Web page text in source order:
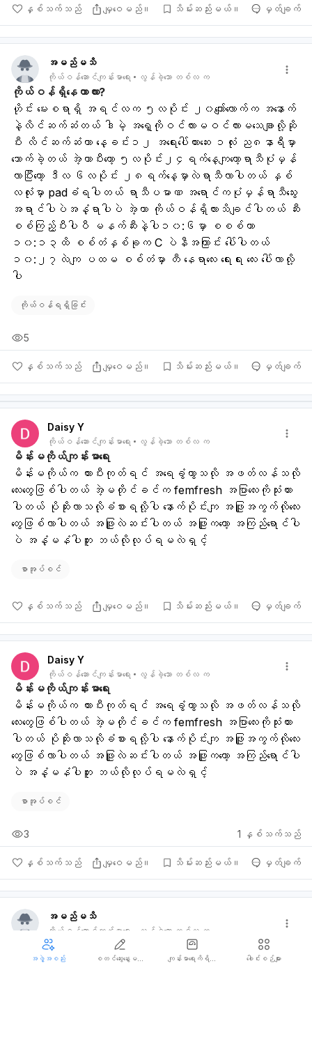
နှစ်သက်သည် မျှဝေမည်။ သိမ်းဆည်းမယ်။ မှတ်ချက်
အမည်မသိ
ကိုယ်ဝန်ဆောင်ကျန်းမာရေး လွန်ခဲ့သော တစ်လ က
ကိုယ်ဝန်ရှိနေတာလား?
ဟိုင်း မေးစရာရှိ အရင်လက ၅လပိုင်း ၂၀ကျော်လောက်က အနောက်
နဲ့လိင်ဆက်ဆံတယ် ဒါမဲ့ အရှေ့ကိုဝင်လားမဝင်လားမသေချာလို့ဆို
ပီး လိင်ဆက်ဆံတာ နေ့ခင်း၁၂ အရေးပေါ်တားဆေး ၁လုံး ည၈နာရီမှာ
သောက်ခဲ့တယ် အဲ့တာပီးတော့ ၅လပိုင်း၂၄ရက်နေ့ကျတော့ရာသီပုံမှန်
လာပြီးတော့ ဒီလ ၆လပိုင်း ၂၈ရက်နေ့မှာလဲရာသီလာပါတယ် နှစ်
လလုံးမှာ padခံရပါတယ် ရာသီပမာဏ အရောင်ကပုံမှန်ရာသီသွေး
အရာင်ပါပဲအနံ့ရာပါပဲ အဲ့တာ ကိုယ်ဝန်ရှိလားသိချင်ပါတယ် ဆီး
စစ်ကြည့်ပီးပါပီ မနက်ဆီးနဲ့ပါ၁၀:၆မှာ စစစ်တာ
၁၀:၁၃ထိ စစ်တံနှစ်ခုက C ပဲနီအကြာင်း ပေါ်ပါတယ်
၁၀:၂၇လဲကျ ပထမ စစ်တံမှာ တီ နေရာလေး ရေးေရး လေး ပေါ်လာလို့
ပါ
ကိုယ်ဝန်ရရှိခြင်း
နှစ်သက်သည် မျှဝေမည်။ သိမ်းဆည်းမယ်။ မှတ်ချက်
5
Daisy Y
ကိုယ်ဝန်ဆောင်ကျန်းမာရေး လွန်ခဲ့သော တစ်လ က
မိန်းမကိုယ်ကျန်းမာရေး
မိန်းမကိုယ်က ယားပီးကုတ်ရင် အရေခွံကွာသလို အဖတ်လန်သလို
လေးတွေဖြစ်ပါတယ် အဲ့မတိုင်ခင်က femfresh အပြာလေးကိုသုံးထား
ပါတယ် ပိုဆိုးလာသလိုခံစားရလို့ပါ နောက်ပိုင်းကျ အဖြူအကွက်လိုလေး
တွေဖြစ်လာပါတယ် အဖြူလဲဆင်းပါတယ် အဖြူကတော့ အကြည်ရောင်ပါ
ပဲ အနံ့မနံပါဘူး ဘယ်လိုလုပ်ရမလဲရှင့်
စာအုပ်စင်
နှစ်သက်သည် မျှဝေမည်။ သိမ်းဆည်းမယ်။ မှတ်ချက်
Daisy Y
ကိုယ်ဝန်ဆောင်ကျန်းမာရေး လွန်ခဲ့သော တစ်လ က
မိန်းမကိုယ်ကျန်းမာရေး
မိန်းမကိုယ်က ယားပီးကုတ်ရင် အရေခွံကွာသလို အဖတ်လန်သလို
လေးတွေဖြစ်ပါတယ် အဲ့မတိုင်ခင်က femfresh အပြာလေးကိုသုံးထား
ပါတယ် ပိုဆိုးလာသလိုခံစားရလို့ပါ နောက်ပိုင်းကျ အဖြူအကွက်လိုလေး
တွေဖြစ်လာပါတယ် အဖြူလဲဆင်းပါတယ် အဖြူကတော့ အကြည်ရောင်ပါ
ပဲ အနံ့မနံပါဘူး ဘယ်လိုလုပ်ရမလဲရှင့်
စာအုပ်စင်
နှစ်သက်သည် မျှဝေမည်။ သိမ်းဆည်းမယ်။ မှတ်ချက်
3 1 နှစ်သက်သည်
အမည်မသိ
ကိုယ်ဝန်ဆောင်ကျန်းမာရေး လွန်ခဲ့သော တစ်လ က
သားအိမ်ခေါင်းကင်ဆာ ကာကွယ်ဆေး
ဒေါက်တာရှင့် ကျမ သားအိမ်ကင်ဆာကာကွယ်ဆေး ထိုးချင်တာပါ လိင်
အဖွဲ့အစည်း ခေါင်းစဉ်များ